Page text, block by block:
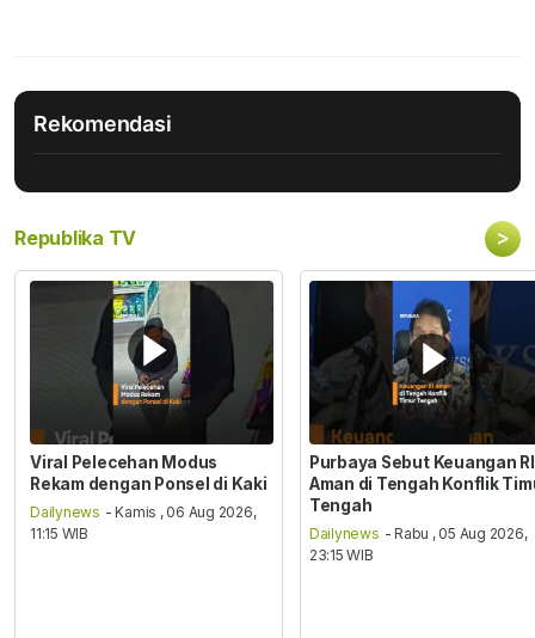
Rekomendasi
Republika TV >
Viral Pelecehan Modus
Rekam dengan Ponsel di Kaki
Dailynews - Kamis , 06 Aug 2026,
11:15 WIB
Purbaya Sebut Keuangan RI
Aman di Tengah Konflik
Tengah
Dailynews - Rabu , 05 Aug 2026,
23:15 WIB